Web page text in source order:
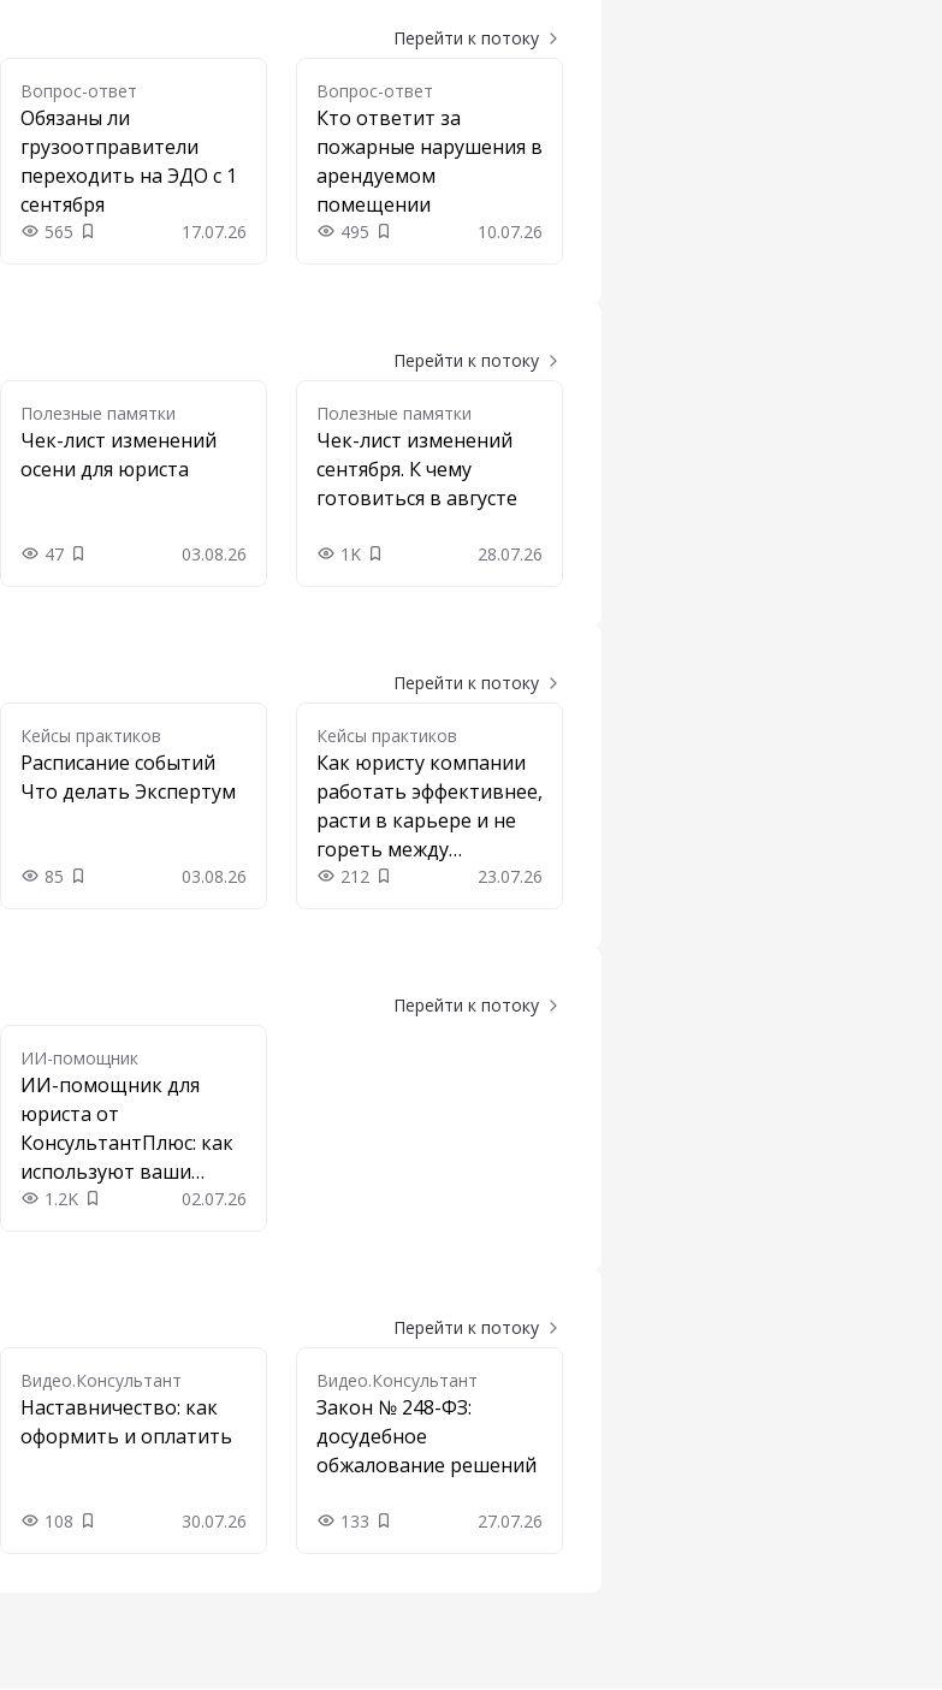
Перейти к потоку
Вопрос-ответ
Обязаны ли
грузоотправители
переходить на ЭДО с 1
сентября
565 Добавить в закладки
17.07.26
Вопрос-ответ
Кто ответит за
пожарные нарушения в
арендуемом
помещении
495 Добавить в закладки
10.07.26
Перейти к потоку
Полезные памятки
Чек-лист изменений
осени для юриста
47 Добавить в закладки
03.08.26
Полезные памятки
Чек-лист изменений
сентября. К чему
готовиться в августе
1K Добавить в закладки
28.07.26
Перейти к потоку
Кейсы практиков
Расписание событий
Что делать Экспертум
85 Добавить в закладки
03.08.26
Кейсы практиков
Как юристу компании
работать эффективнее,
расти в карьере и не
гореть между
дедлайнами
212 Добавить в закладки
23.07.26
Перейти к потоку
ИИ-помощник
ИИ-помощник для
юриста от
КонсультантПлюс: как
используют ваши
коллеги
1.2K Добавить в закладки
02.07.26
Перейти к потоку
Видео.Консультант
Наставничество: как
оформить и оплатить
108 Добавить в закладки
30.07.26
Видео.Консультант
Закон № 248-ФЗ:
досудебное
обжалование решений
133 Добавить в закладки
27.07.26